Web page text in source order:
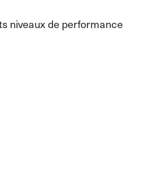
niveaux de performance